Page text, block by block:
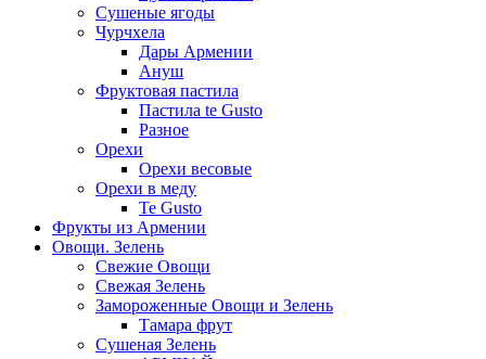
Сушеные ягоды
Чурчхела
Дары Армении
Ануш
Фруктовая пастила
Пастила te Gusto
Разное
Орехи
Орехи весовые
Орехи в меду
Te Gusto
Фрукты из Армении
Овощи. Зелень
Свежие Овощи
Свежая Зелень
Замороженные Овощи и Зелень
Тамара фрут
Сушеная Зелень